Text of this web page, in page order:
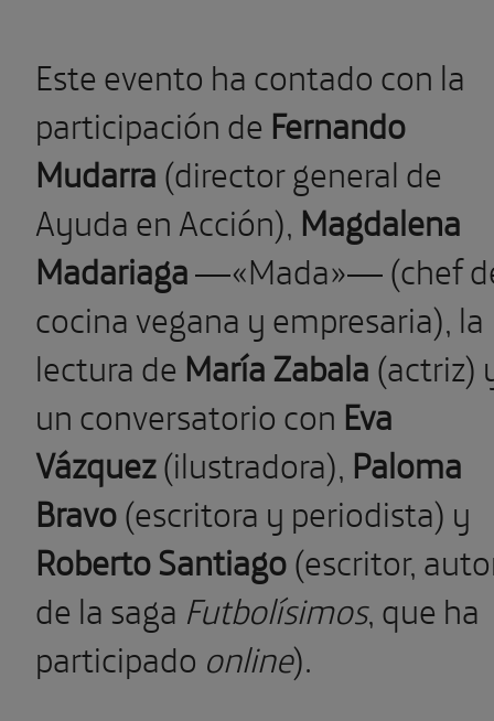
Este evento ha contado con la
participación de Fernando
Mudarra(director general de
Ayuda en Acción), Magdalena
Madariaga—«Mada»— (chef
cocina vegana y empresaria), la
lectura de María Zabala(actriz)
un conversatorio con Eva
Vázquez(ilustradora), Paloma
Bravo(escritora y periodista) y
Roberto Santiago(escritor,
de la saga Futbolísimos, que ha
participado online).